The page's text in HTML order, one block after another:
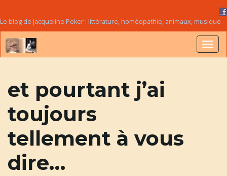
Le blog de Jacqueline Peker : littérature, homéopathie, animaux, musique
et pourtant j’ai
toujours
tellement à vous
dire…